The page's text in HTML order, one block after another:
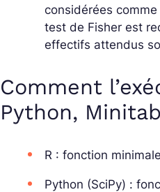
considérées
test de Fisher est
effectifs attendus
Comment
Python,
R : fonction
Python (SciPy) :